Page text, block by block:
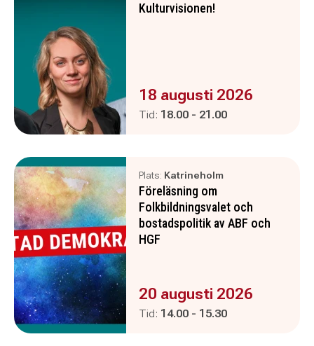
Kulturvisionen!
Evenemanget är :
18 augusti 2026
Tid: Pågår mellan
18.00 - och
21.00
Plats: Katrineholm
Föreläsning om
Folkbildningsvalet och
bostadspolitik av ABF och
HGF
Evenemanget är :
20 augusti 2026
Tid: Pågår mellan
14.00 - och
15.30